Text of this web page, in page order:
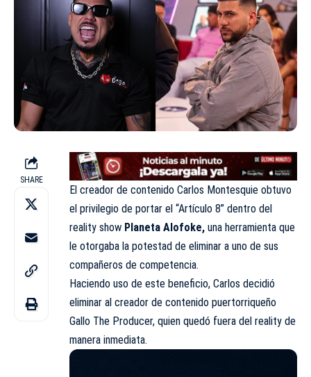
SHARE
El creador de contenido Carlos Montesquie obtuvo
el privilegio de portar el “Artículo 8” dentro del
reality show Planeta Alofoke, una herramienta que
le otorgaba la potestad de eliminar a uno de sus
compañeros de competencia.
Haciendo uso de este beneficio, Carlos decidió
eliminar al creador de contenido puertorriqueño
Gallo The Producer, quien quedó fuera del reality de
manera inmediata.